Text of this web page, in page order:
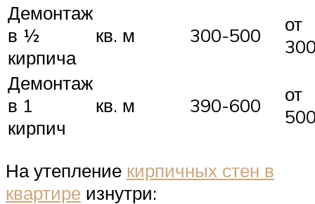
Демонтаж
в ½
кирпича
кв. м 300-500
от
Демонтаж
в 1
кирпич
кв. м 390-600
от
На утепление кирпичных стен в
квартире изнутри: